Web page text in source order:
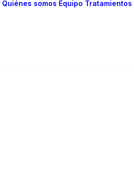
Quiénes somos Equipo Tratamientos